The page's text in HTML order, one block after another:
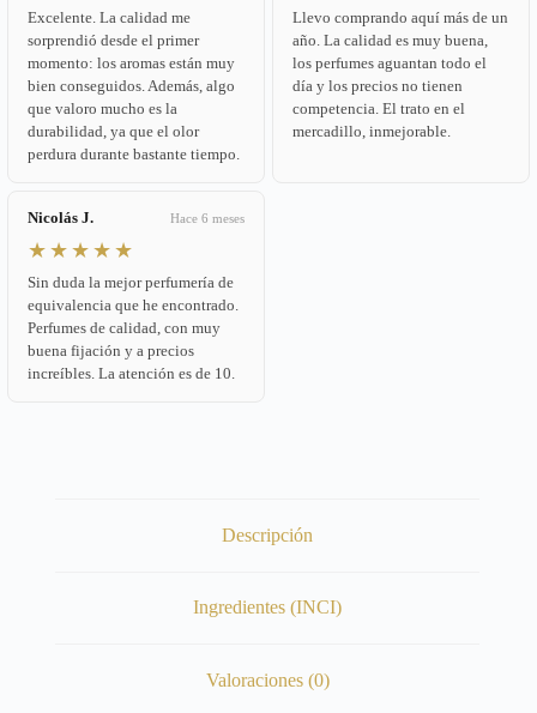
Excelente. La calidad me
sorprendió desde el primer
momento: los aromas están muy
bien conseguidos. Además, algo
que valoro mucho es la
durabilidad, ya que el olor
perdura durante bastante tiempo.
Llevo comprando aquí más de un
año. La calidad es muy buena,
los perfumes aguantan todo el
día y los precios no tienen
competencia. El trato en el
mercadillo, inmejorable.
Nicolás J. Hace 6 meses
★★★★★
Sin duda la mejor perfumería de
equivalencia que he encontrado.
Perfumes de calidad, con muy
buena fijación y a precios
increíbles. La atención es de 10.
Descripción
Ingredientes (INCI)
Valoraciones (0)